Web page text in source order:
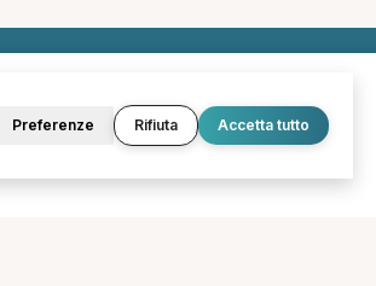
Termini e condizioni
Preferenze Rifiuta Accetta tutto